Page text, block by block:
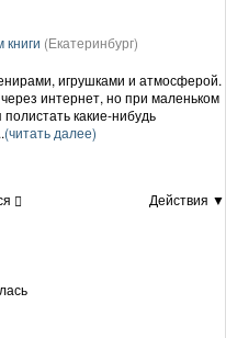
книги (Екатеринбург)
игрушками и атмосферой.
интернет, но при маленьком
какие-нибудь
(читать далее)
Действия ▼